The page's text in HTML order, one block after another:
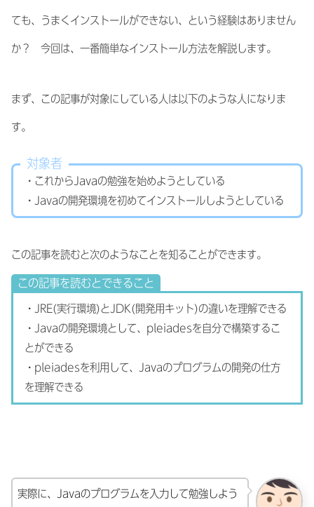
ても、うまくインストールができない、という経験はありません
か？ 今回は、一番簡単なインストール方法を解説します。
まず、この記事が対象にしている人は以下のような人になりま
す。
対象者
・これからJavaの勉強を始めようとしている
・Javaの開発環境を初めてインストールしようとしている
この記事を読むと次のようなことを知ることができます。
この記事を読むとできること
・JRE(実行環境)とJDK(開発用キット)の違いを理解できる
・Javaの開発環境として、pleiadesを自分で構築するこ
とができる
・pleiadesを利用して、Javaのプログラムの開発の仕方
を理解できる
実際に、Javaのプログラムを入力して勉強しよう